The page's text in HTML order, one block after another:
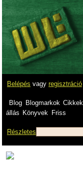
Belépés vagy regisztráció
Blog Blogmarkok Cikkek
állás Könyvek Friss
Részletes